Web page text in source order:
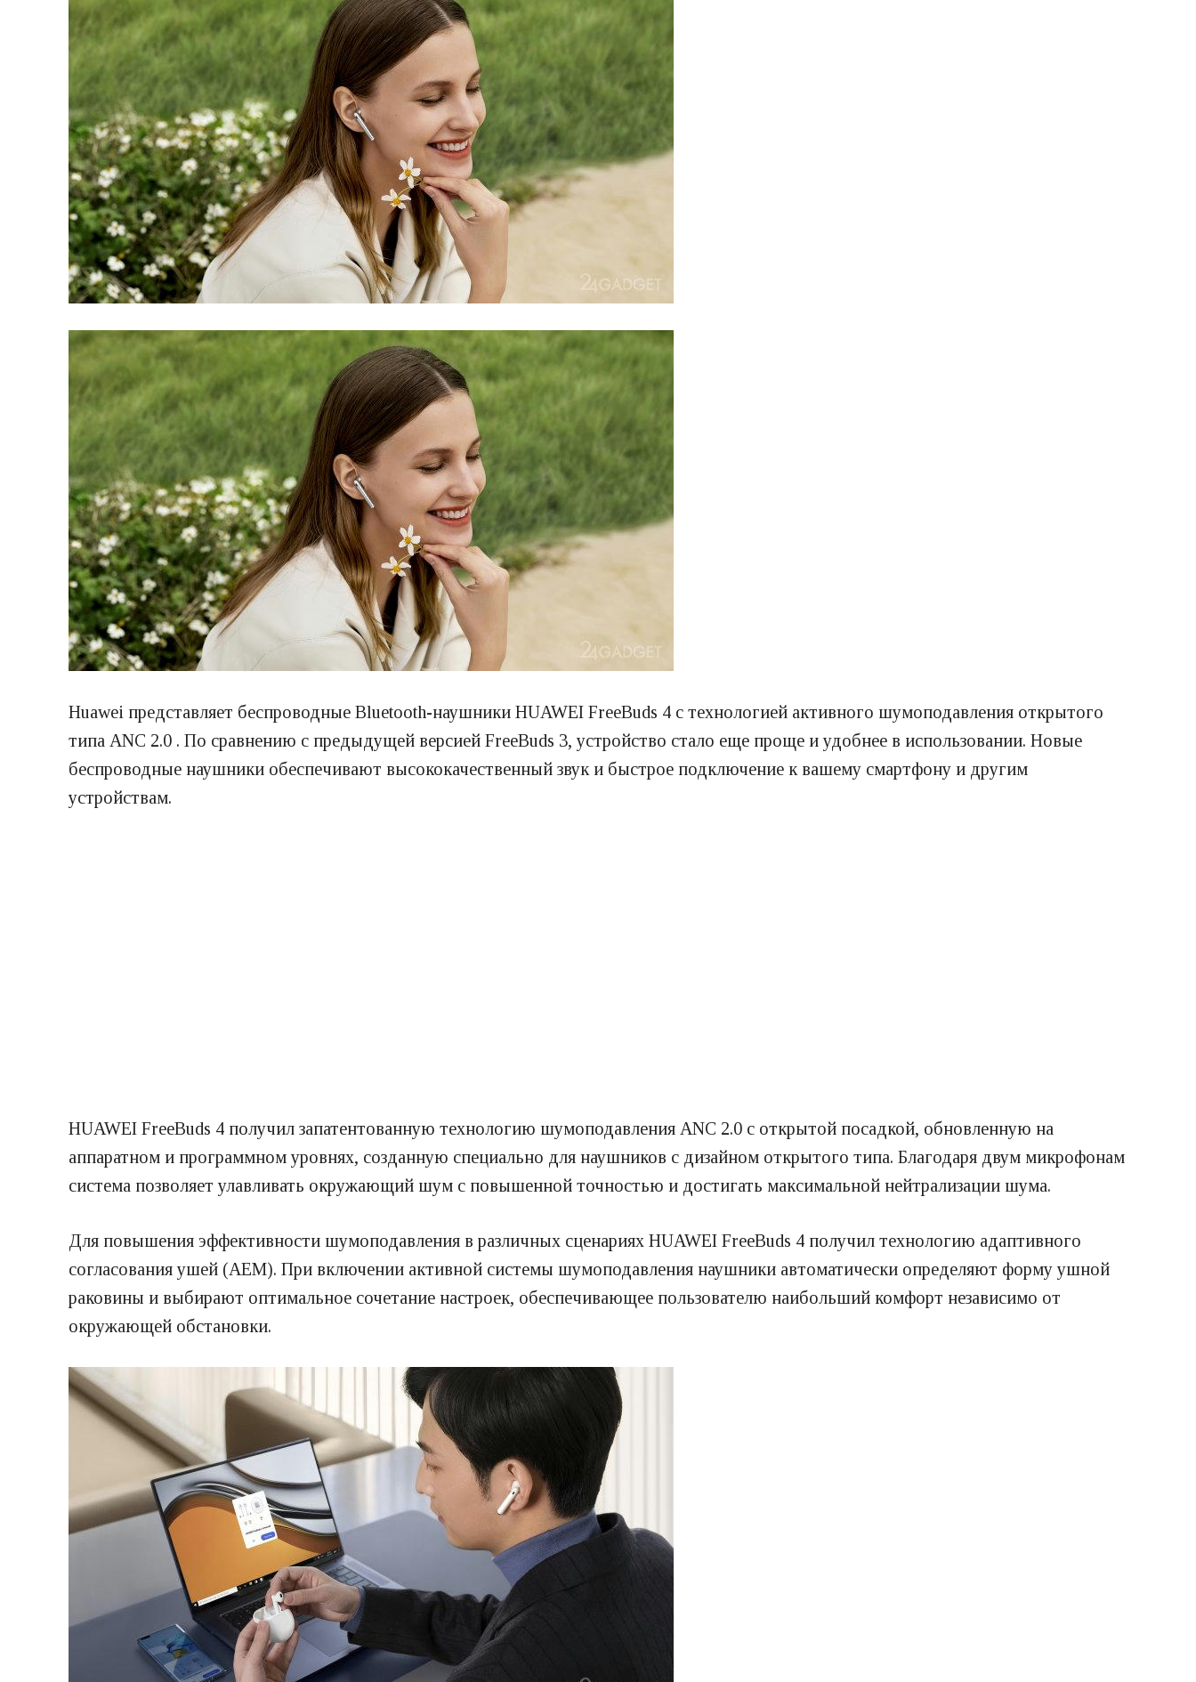
Huawei представляет беспроводные Bluetooth-наушники HUAWEI FreeBuds 4 с технологией активного шумоподавления открытого
типа ANC 2.0 . По сравнению с предыдущей версией FreeBuds 3, устройство стало еще проще и удобнее в использовании. Новые
беспроводные наушники обеспечивают высококачественный звук и быстрое подключение к вашему смартфону и другим
устройствам.
HUAWEI FreeBuds 4 получил запатентованную технологию шумоподавления ANC 2.0 с открытой посадкой, обновленную на
аппаратном и программном уровнях, созданную специально для наушников с дизайном открытого типа. Благодаря двум микрофонам
система позволяет улавливать окружающий шум с повышенной точностью и достигать максимальной нейтрализации шума.
Для повышения эффективности шумоподавления в различных сценариях HUAWEI FreeBuds 4 получил технологию адаптивного
согласования ушей (AEM). При включении активной системы шумоподавления наушники автоматически определяют форму ушной
раковины и выбирают оптимальное сочетание настроек, обеспечивающее пользователю наибольший комфорт независимо от
окружающей обстановки.